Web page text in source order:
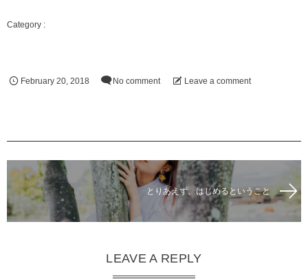
February 20, 2018 No comment Leave a comment
とりあえず、はじめるということ
LEAVE A REPLY